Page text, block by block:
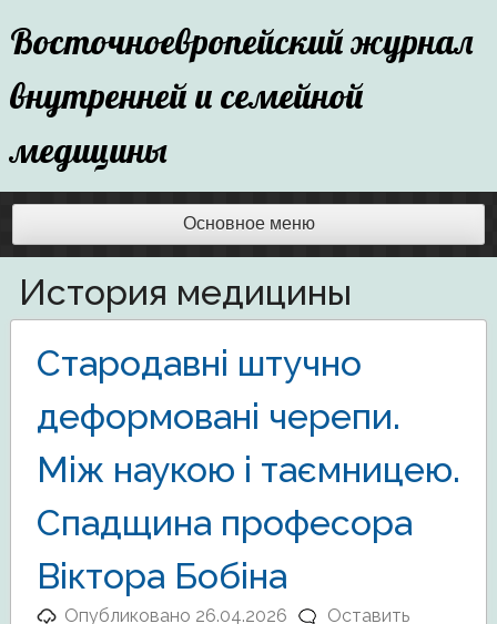
Перейти
содержимому
Восточноевропейский журнал
внутренней и семейной
медицины
Основное меню
История медицины
Стародавні штучно
деформовані черепи.
Між наукою і таємницею.
Cпадщина професора
Віктора Бобіна
Опубликовано 26.04.2026
Оставить